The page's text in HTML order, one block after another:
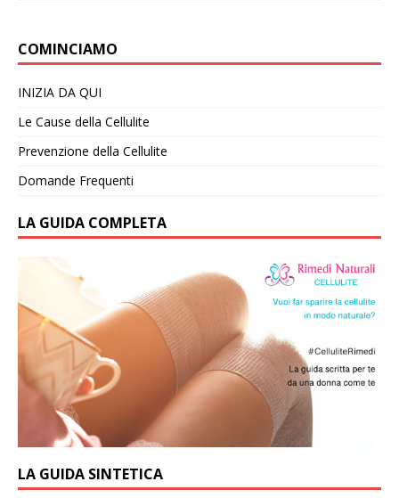
COMINCIAMO
INIZIA DA QUI
Le Cause della Cellulite
Prevenzione della Cellulite
Domande Frequenti
LA GUIDA COMPLETA
LA GUIDA SINTETICA